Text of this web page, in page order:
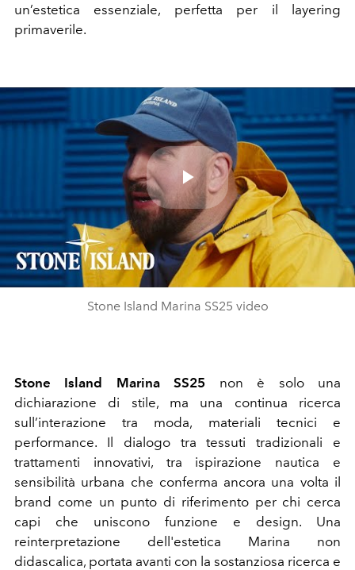
un’estetica essenziale, perfetta per il layering
primaverile.
Play
Video
Stone Island Marina SS25 video
Stone Island Marina SS25 non è solo una
dichiarazione di stile, ma una continua ricerca
sull’interazione tra moda, materiali tecnici e
performance. Il dialogo tra tessuti tradizionali e
trattamenti innovativi, tra ispirazione nautica e
sensibilità urbana che conferma ancora una volta il
brand come un punto di riferimento per chi cerca
capi che uniscono funzione e design. Una
reinterpretazione dell'estetica Marina non
didascalica, portata avanti con la sostanziosa ricerca e